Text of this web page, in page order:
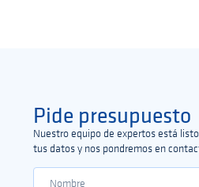
Pide presupuesto
Nuestro equipo de expertos está
tus datos y nos pondremos en